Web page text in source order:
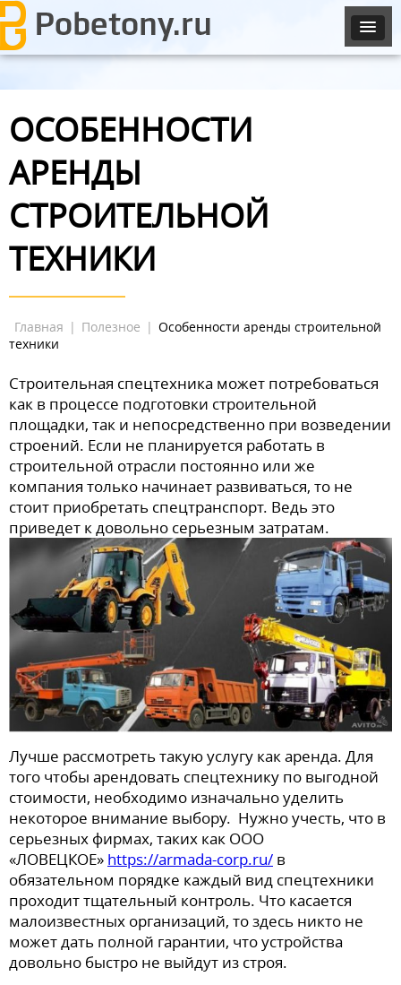
ОСОБЕННОСТИ
АРЕНДЫ
СТРОИТЕЛЬНОЙ
ТЕХНИКИ
Главная | Полезное | Особенности аренды строительной
техники
Строительная спецтехника может потребоваться
как в процессе подготовки строительной
площадки, так и непосредственно при возведении
строений. Если не планируется работать в
строительной отрасли постоянно или же
компания только начинает развиваться, то не
стоит приобретать спецтранспорт. Ведь это
приведет к довольно серьезным затратам.
Лучше рассмотреть такую услугу как аренда. Для
того чтобы арендовать спецтехнику по выгодной
стоимости, необходимо изначально уделить
некоторое внимание выбору. Нужно учесть, что в
серьезных фирмах, таких как ООО
«ЛОВЕЦКОЕ» https://armada-corp.ru/ в
обязательном порядке каждый вид спецтехники
проходит тщательный контроль. Что касается
малоизвестных организаций, то здесь никто не
может дать полной гарантии, что устройства
довольно быстро не выйдут из строя.